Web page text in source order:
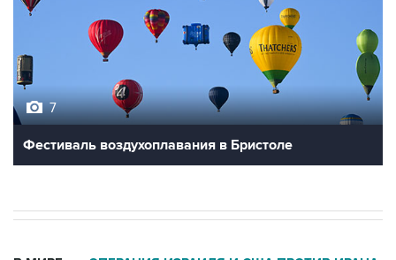
Фестиваль воздухоплавания в Бристоле